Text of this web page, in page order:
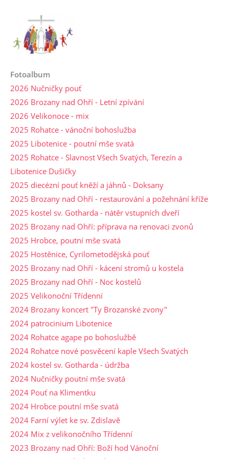
Fotoalbum
2026 Nučničky pouť
2026 Brozany nad Ohří - Letní zpívání
2026 Velikonoce - mix
2025 Rohatce - vánoční bohoslužba
2025 Libotenice - poutní mše svatá
2025 Rohatce - Slavnost Všech Svatých, Terezín a
Libotenice Dušičky
2025 diecézní pouť kněží a jáhnů - Doksany
2025 Brozany nad Ohří - restaurování a požehnání kříže
2025 kostel sv. Gotharda - nátěr vstupních dveří
2025 Brozany nad Ohří: příprava na renovaci zvonů
2025 Hrobce, poutní mše svatá
2025 Hostěnice, Cyrilometodějská pouť
2025 Brozany nad Ohří - kácení stromů u kostela
2025 Brozany nad Ohří - Noc kostelů
2025 Velikonoční Třídenní
2024 Brozany koncert "Ty Brozanské zvony"
2024 patrocinium Libotenice
2024 Rohatce agape po bohoslužbě
2024 Rohatce nové posvěcení kaple Všech Svatých
2024 kostel sv. Gotharda - údržba
2024 Nučničky poutní mše svatá
2024 Pouť na Klimentku
2024 Hrobce poutní mše svatá
2024 Farní výlet ke sv. Zdislavě
2024 Mix z velikonočního Třídenní
2023 Brozany nad Ohří: Boží hod Vánoční